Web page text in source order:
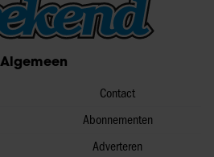
Algemeen
Contact
Abonnementen
Adverteren